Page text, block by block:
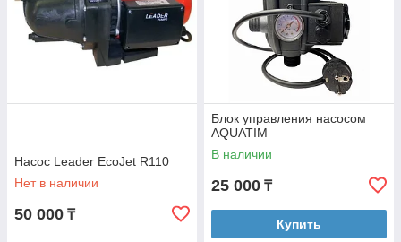
Насос Leader EcoJet R110
Нет в наличии
50 000 ₸
Блок управления насосом
AQUATIM
В наличии
25 000 ₸
Купить